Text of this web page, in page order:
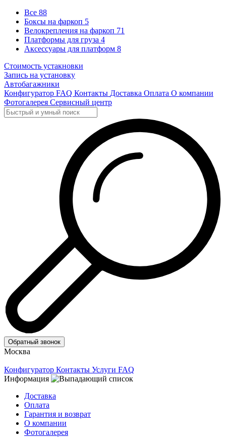
Все 88
Боксы на фаркоп 5
Велокрепления на фаркоп 71
Платформы для груза 4
Аксессуары для платформ 8
Стоимость устакновки
Запись на установку
Автобагажники
Конфигуратор FAQ Контакты Доставка Оплата О компании
Фотогалерея Сервисный центр
Обратный звонок
Москва
Конфигуратор Контакты Услуги FAQ
Информация
Доставка
Оплата
Гарантия и возврат
О компании
Фотогалерея